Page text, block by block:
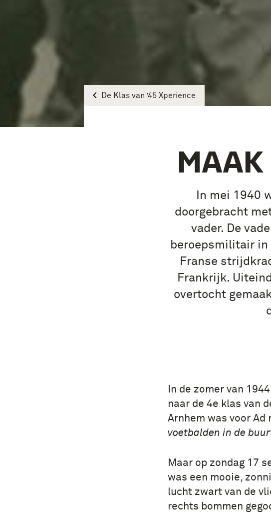
De Klas van ’45 Xperience
MAAK
In mei 1940
doorgebracht
vader. De
beroepsmilitair in
Franse
Frankrijk.
overtocht
In de zomer van
naar de 4e klas van
Arnhem was voor
voetbalden in de
Maar op zondag 17
was een mooie,
lucht zwart van de
rechts bommen